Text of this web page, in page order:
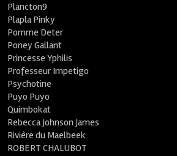
Plancton9
Plapla Pinky
Pomme Deter
Poney Gallant
Princesse Yphilis
Professeur Impetigo
Psychotine
Puyo Puyo
Quimbokat
Rebecca Johnson James
Rivière du Maelbeek
ROBERT CHALUBOT